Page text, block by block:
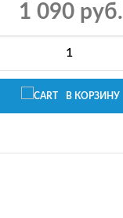
1 090 руб.
В КОРЗИНУ